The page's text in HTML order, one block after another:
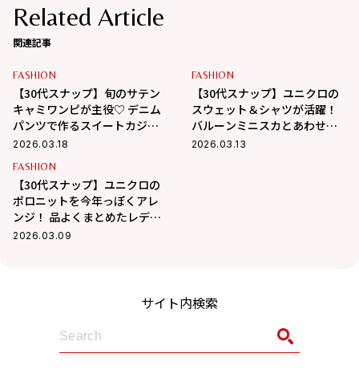
Related Article
関連記事
FASHION
【30代スナップ】旬のサテン
キャミワンピが主役♡ デニム
パンツで作るスイートカジュ
アル
2026.03.18
FASHION
【30代スナップ】ユニクロの
スウェット＆シャツが活躍！
バルーンミニスカとあわせて
韓国風スタイルに
2026.03.13
FASHION
【30代スナップ】ユニクロの
ポロニットを今年っぽくアレ
ンジ！ 品よくまとめたレディ
な着こなし
2026.03.09
サイト内検索